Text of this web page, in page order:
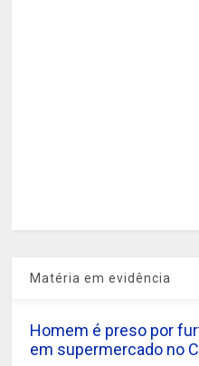
Matéria em evidência
Homem é preso por
em supermercado no